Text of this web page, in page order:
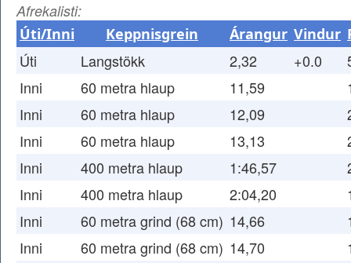
Afrekalisti:
Úti/Inni Keppnisgrein Árangur Vindur
Úti Langstökk 2,32 +0.0
Inni
60 metra hlaup 11,59
Inni
60 metra hlaup 12,09
Inni
60 metra hlaup 13,13
Inni
400 metra hlaup 1:46,57
Inni
400 metra hlaup 2:04,20
Inni
60 metra grind (68 cm) 14,66
Inni
60 metra grind (68 cm) 14,70